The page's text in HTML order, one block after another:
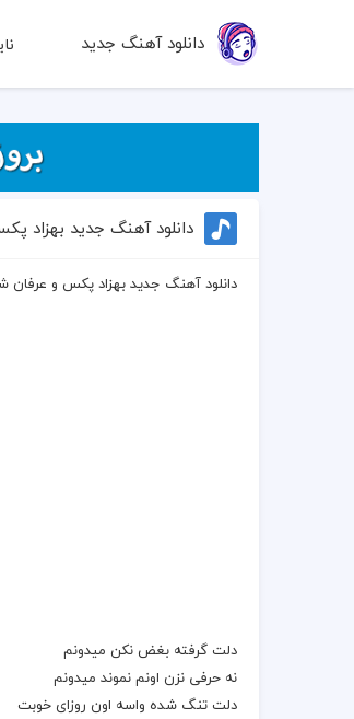
دانلود آهنگ جدید
دانلود آهنگ جدید بهزاد
دانلود آهنگ جدید بهزاد پکس و عرفان
دلت گرفته بغض نکن میدونم
نه حرفی نزن اونم نموند میدونم
دلت تنگ شده واسه اون روزای خوبت